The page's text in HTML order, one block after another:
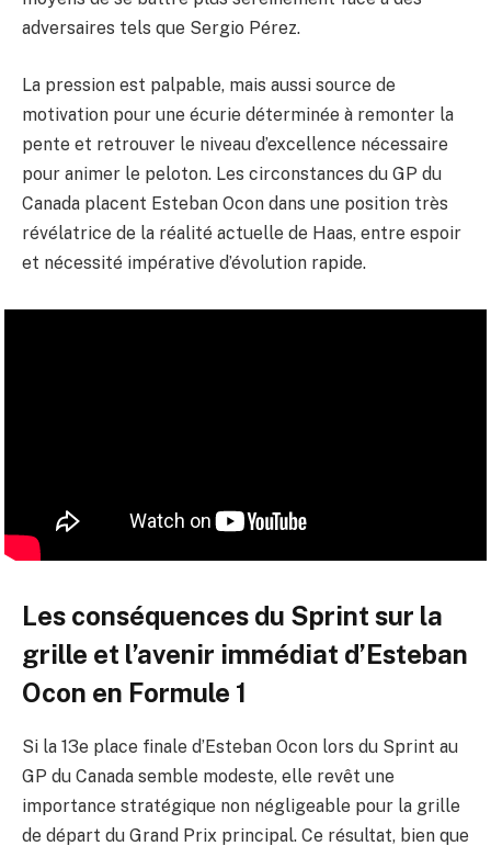
adversaires tels que Sergio Pérez.
La pression est palpable, mais aussi source de
motivation pour une écurie déterminée à remonter la
pente et retrouver le niveau d’excellence nécessaire
pour animer le peloton. Les circonstances du GP du
Canada placent Esteban Ocon dans une position très
révélatrice de la réalité actuelle de Haas, entre espoir
et nécessité impérative d’évolution rapide.
Les conséquences du Sprint sur la
grille et l’avenir immédiat d’Esteban
Ocon en Formule 1
Si la 13e place finale d’Esteban Ocon lors du Sprint au
GP du Canada semble modeste, elle revêt une
importance stratégique non négligeable pour la grille
de départ du Grand Prix principal. Ce résultat, bien que